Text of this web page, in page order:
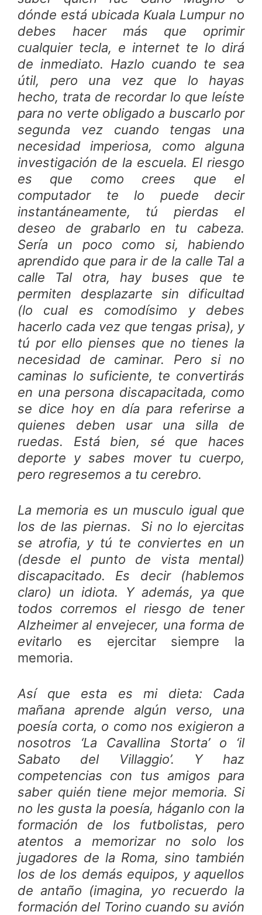
dónde está ubicada Kuala Lumpur no
debes hacer más que oprimir
cualquier tecla, e internet te lo dirá
de inmediato. Hazlo cuando te sea
útil, pero una vez que lo hayas
hecho, trata de recordar lo que leíste
para no verte obligado a buscarlo por
segunda vez cuando tengas una
necesidad imperiosa, como alguna
investigación de la escuela. El riesgo
es que como crees que el
computador te lo puede decir
instantáneamente, tú pierdas el
deseo de grabarlo en tu cabeza.
Sería un poco como si, habiendo
aprendido que para ir de la calle Tal a
calle Tal otra, hay buses que te
permiten desplazarte sin dificultad
(lo cual es comodísimo y debes
hacerlo cada vez que tengas prisa), y
tú por ello pienses que no tienes la
necesidad de caminar. Pero si no
caminas lo suficiente, te convertirás
en una persona discapacitada, como
se dice hoy en día para referirse a
quienes deben usar una silla de
ruedas. Está bien, sé que haces
deporte y sabes mover tu cuerpo,
pero regresemos a tu cerebro.
La memoria es un musculo igual que
los de las piernas. Si no lo ejercitas
se atrofia, y tú te conviertes en un
(desde el punto de vista mental)
discapacitado. Es decir (hablemos
claro) un idiota. Y además, ya que
todos corremos el riesgo de tener
Alzheimer al envejecer, una forma de
evitarlo es ejercitar siempre la
memoria.
Así que esta es mi dieta: Cada
mañana aprende algún verso, una
poesía corta, o como nos exigieron a
nosotros ‘La Cavallina Storta’ o ‘il
Sabato del Villaggio’. Y haz
competencias con tus amigos para
saber quién tiene mejor memoria. Si
no les gusta la poesía, háganlo con la
formación de los futbolistas, pero
atentos a memorizar no solo los
jugadores de la Roma, sino también
los de los demás equipos, y aquellos
de antaño (imagina, yo recuerdo la
formación del Torino cuando su avión